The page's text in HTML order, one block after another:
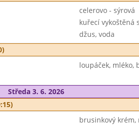
celerovo - sýrová
kuřecí vykoštěná
džus, voda
loupáček, mléko,
Středa 3. 6. 2026
brusinkový krém,